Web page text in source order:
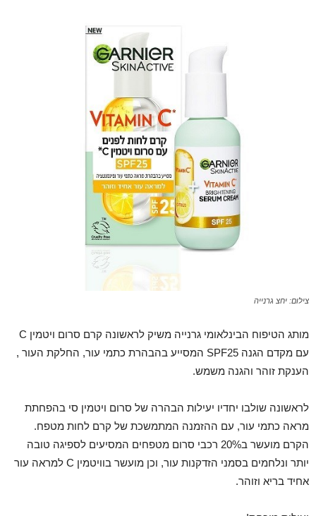
צילום: יחצ גרנייה
מותג הטיפוח הבינלאומי גרנייה משיק לראשונה קרם סרום ויטמין C
עם מקדם הגנה SPF25 המסייע בהבהרת כתמי עור, החלקת העור ,
הענקת זוהר והגנה משמש.
לראשונה שולבו יחדיו יעילות הבהרה של סרום ויטמין סי בהפחתת
מראה כתמי עור, עם ההזמנה המתמשכת של קרם לחות מטפח.
הקרם מועשר ב20% רכבי סרום מטפחים המסיעים לספיגה טובה
יותר ונלחמים בסמני הזדקנות עור, וכן מועשר בוויטמין C למראה עור
אחיד בריא וזוהר.